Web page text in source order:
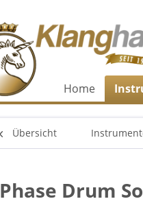
Home
Übersicht
Phase Drum